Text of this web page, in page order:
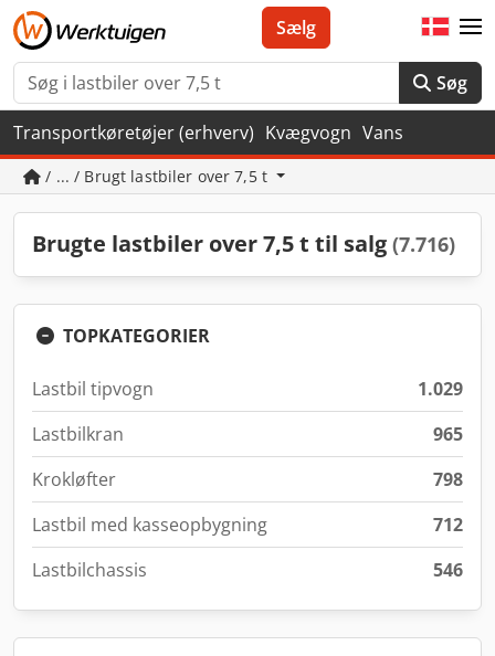
Søg
Sælg
Transportkøretøjer (erhverv) Kvægvogn Vans
/ ... / Brugt lastbiler over 7,5 t
Brugte lastbiler over 7,5 t til salg (7.716)
TOPKATEGORIER
Lastbil tipvogn
1.029
Lastbilkran
965
Krokløfter
798
Lastbil med kasseopbygning
712
Lastbilchassis
546